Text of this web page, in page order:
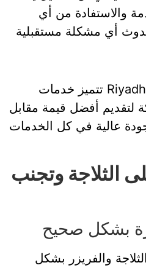
والاستفادة من أي
أي مشكلة مستقبلية
تتميز خدمات RiyadhFixit بأسعارها التنافسية
لتقديم أفضل قيمة مقابل
عالية في كل الخدمات
الثلاجة وتجنب
بشكل صحيح
والفريزر بشكل